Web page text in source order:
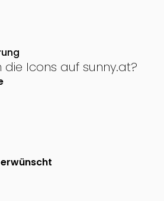
Icons auf sunny.at?